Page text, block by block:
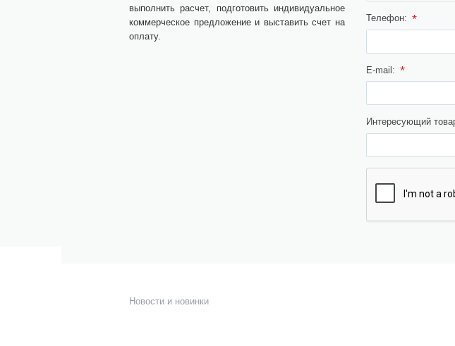
выполнить расчет, подготовить индивидуальное
коммерческое предложение и выставить счет на
оплату.
Телефон: *
E-mail: *
Интересующий
Новости и новинки